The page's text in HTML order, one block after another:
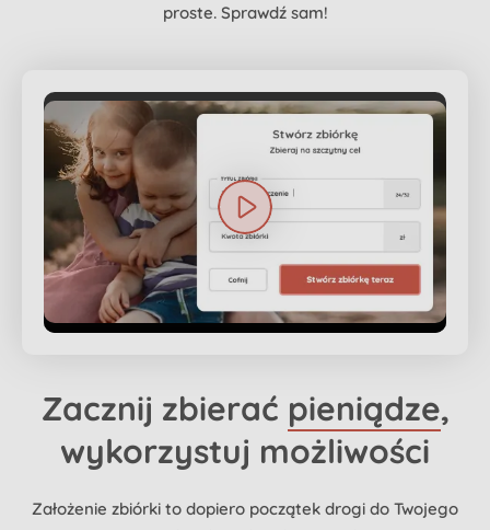
proste. Sprawdź sam!
Zacznij zbierać pieniądze,
wykorzystuj możliwości
Założenie zbiórki to dopiero początek drogi do Twojego